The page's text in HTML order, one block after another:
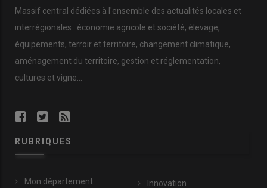
Massif central dédiées à l'ensemble des actualités locales et
interrégionales : économie agricole et société, élevage,
équipements, terroir et territoire, changement climatique,
aménagement du territoire, gestion et réglementation,
cultures et vigne...
RUBRIQUES
Mon département
Innovation